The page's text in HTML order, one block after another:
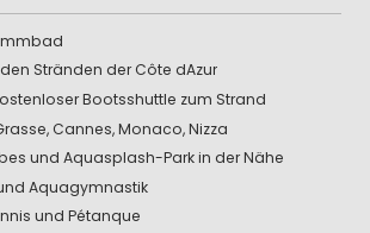
Stränden der Côte dAzur
Bootsshuttle zum Strand
Cannes, Monaco, Nizza
und Aquasplash-Park in der Nähe
Aquagymnastik
und Pétanque